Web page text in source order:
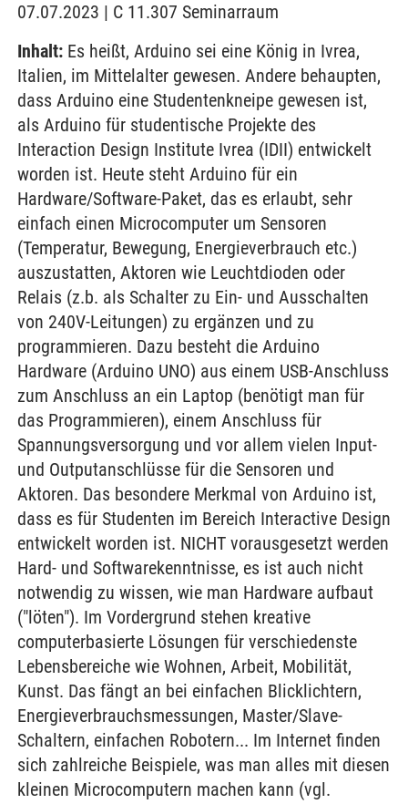
07.07.2023 | C 11.307 Seminarraum
Inhalt: Es heißt, Arduino sei eine König in Ivrea,
Italien, im Mittelalter gewesen. Andere behaupten,
dass Arduino eine Studentenkneipe gewesen ist,
als Arduino für studentische Projekte des
Interaction Design Institute Ivrea (IDII) entwickelt
worden ist. Heute steht Arduino für ein
Hardware/Software-Paket, das es erlaubt, sehr
einfach einen Microcomputer um Sensoren
(Temperatur, Bewegung, Energieverbrauch etc.)
auszustatten, Aktoren wie Leuchtdioden oder
Relais (z.b. als Schalter zu Ein- und Ausschalten
von 240V-Leitungen) zu ergänzen und zu
programmieren. Dazu besteht die Arduino
Hardware (Arduino UNO) aus einem USB-Anschluss
zum Anschluss an ein Laptop (benötigt man für
das Programmieren), einem Anschluss für
Spannungsversorgung und vor allem vielen Input-
und Outputanschlüsse für die Sensoren und
Aktoren. Das besondere Merkmal von Arduino ist,
dass es für Studenten im Bereich Interactive Design
entwickelt worden ist. NICHT vorausgesetzt werden
Hard- und Softwarekenntnisse, es ist auch nicht
notwendig zu wissen, wie man Hardware aufbaut
("löten"). Im Vordergrund stehen kreative
computerbasierte Lösungen für verschiedenste
Lebensbereiche wie Wohnen, Arbeit, Mobilität,
Kunst. Das fängt an bei einfachen Blicklichtern,
Energieverbrauchsmessungen, Master/Slave-
Schaltern, einfachen Robotern... Im Internet finden
sich zahlreiche Beispiele, was man alles mit diesen
kleinen Microcomputern machen kann (vgl.